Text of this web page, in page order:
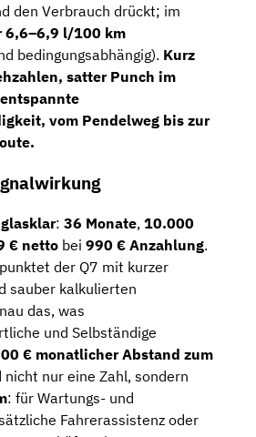
den Verbrauch drückt; im
6,6–6,9 l/100 km
bedingungsabhängig). Kurz
satter Punch im
vom Pendelweg bis zur
glasklar: 36 Monate, 10.000
€ netto bei 990 € Anzahlung.
punktet der Q7 mit kurzer
sauber kalkulierten
das, was
und Selbständige
€ monatlicher Abstand zum
nur eine Zahl, sondern
: für Wartungs- und
Fahrerassistenz oder